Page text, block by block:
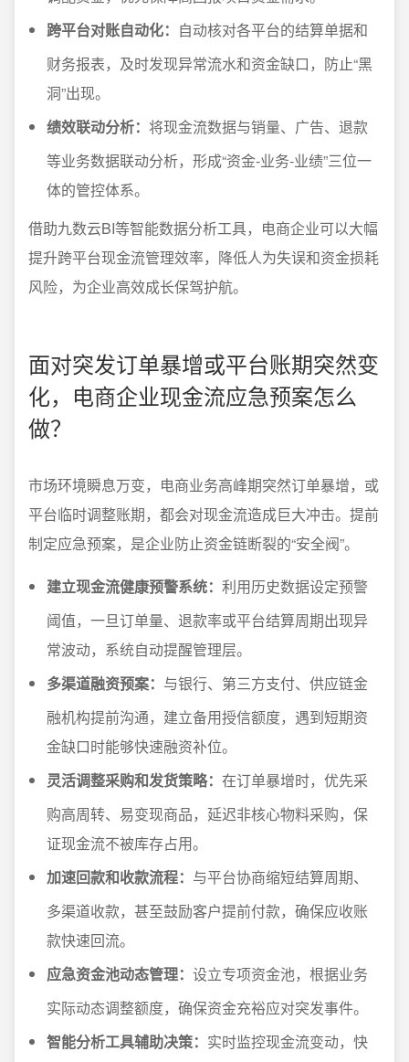
跨平台对账自动化： 自动核对各平台的结算单据和
财务报表，及时发现异常流水和资金缺口，防止“黑
洞”出现。
绩效联动分析： 将现金流数据与销量、广告、退款
等业务数据联动分析，形成“资金-业务-业绩”三位一
体的管控体系。
借助九数云BI等智能数据分析工具，电商企业可以大幅
提升跨平台现金流管理效率，降低人为失误和资金损耗
风险，为企业高效成长保驾护航。
面对突发订单暴增或平台账期突然变
化，电商企业现金流应急预案怎么
做？
市场环境瞬息万变，电商业务高峰期突然订单暴增，或
平台临时调整账期，都会对现金流造成巨大冲击。提前
制定应急预案，是企业防止资金链断裂的“安全阀”。
建立现金流健康预警系统： 利用历史数据设定预警
阈值，一旦订单量、退款率或平台结算周期出现异
常波动，系统自动提醒管理层。
多渠道融资预案： 与银行、第三方支付、供应链金
融机构提前沟通，建立备用授信额度，遇到短期资
金缺口时能够快速融资补位。
灵活调整采购和发货策略： 在订单暴增时，优先采
购高周转、易变现商品，延迟非核心物料采购，保
证现金流不被库存占用。
加速回款和收款流程： 与平台协商缩短结算周期、
多渠道收款，甚至鼓励客户提前付款，确保应收账
款快速回流。
应急资金池动态管理： 设立专项资金池，根据业务
实际动态调整额度，确保资金充裕应对突发事件。
智能分析工具辅助决策： 实时监控现金流变动，快